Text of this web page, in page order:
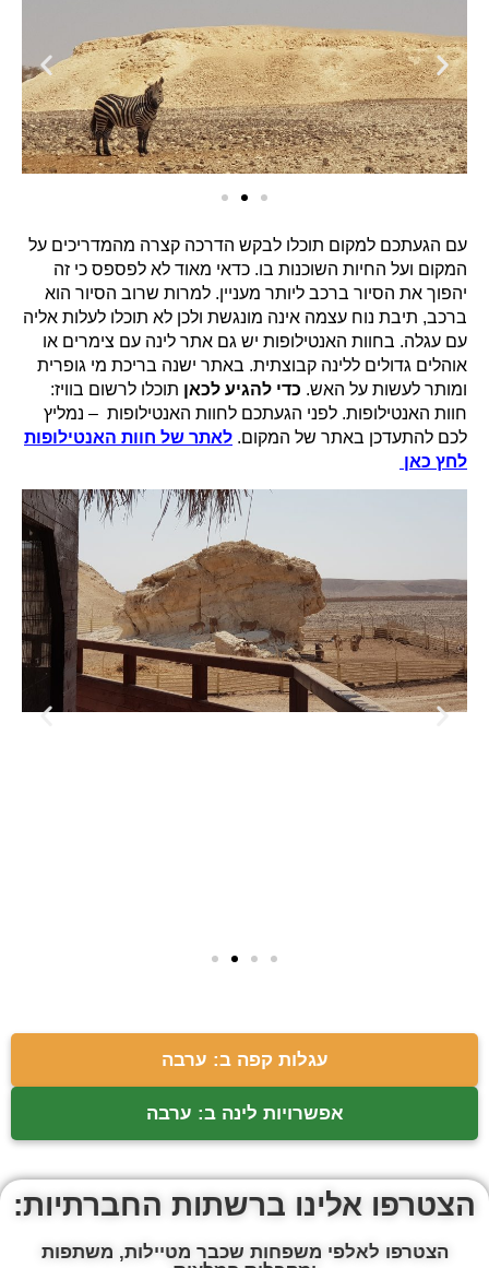
עם הגעתכם למקום תוכלו לבקש הדרכה קצרה מהמדריכים על
המקום ועל החיות השוכנות בו. כדאי מאוד לא לפספס כי זה
יהפוך את הסיור ברכב ליותר מעניין. למרות שרוב הסיור הוא
ברכב, תיבת נוח עצמה אינה מונגשת ולכן לא תוכלו לעלות אליה
עם עגלה. בחוות האנטילופות יש גם אתר לינה עם צימרים או
אוהלים גדולים ללינה קבוצתית. באתר ישנה בריכת מי גופרית
ומותר לעשות על האש. כדי להגיע לכאן תוכלו לרשום בוויז:
חוות האנטילופות. לפני הגעתכם לחוות האנטילופות – נמליץ
לכם להתעדכן באתר של המקום. לאתר של חוות האנטילופות
לחץ כאן
עגלות קפה ב: ערבה
אפשרויות לינה ב: ערבה
הצטרפו אלינו ברשתות החברתיות:
הצטרפו לאלפי משפחות שכבר מטיילות, משתפות